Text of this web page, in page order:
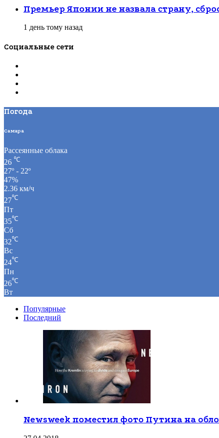
ЗакрытьПремьер Японии не назвала страну,
1 день тому назад
Социальные сети
Погода
Самара
Рассеянные облака
26 ℃
27º - 22º
47%
2.36 км/ч
27℃
Пт
35℃
Сб
32℃
Вс
24℃
Пн
26℃
Вт
Популярные
Последний
Newsweek поместил фото Путина на